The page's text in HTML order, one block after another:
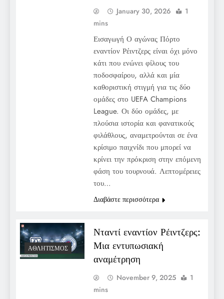
January 30, 2026
1
mins
Εισαγωγή Ο αγώνας Πόρτο
εναντίον Ρέιντζερς είναι όχι μόνο
κάτι που ενώνει φίλους του
ποδοσφαίρου, αλλά και μία
καθοριστική στιγμή για τις δύο
ομάδες στο UEFA Champions
League. Οι δύο ομάδες, με
πλούσια ιστορία και φανατικούς
φιλάθλους, αναμετρούνται σε ένα
κρίσιμο παιχνίδι που μπορεί να
κρίνει την πρόκριση στην επόμενη
φάση του τουρνουά. Λεπτομέρειες
του…
Διαβάστε περισσότερα
ΑΘΛΗΤΙΣΜΌΣ
Νταντί εναντίον Ρέιντζερς:
Μια εντυπωσιακή
αναμέτρηση
November 9, 2025
1
mins